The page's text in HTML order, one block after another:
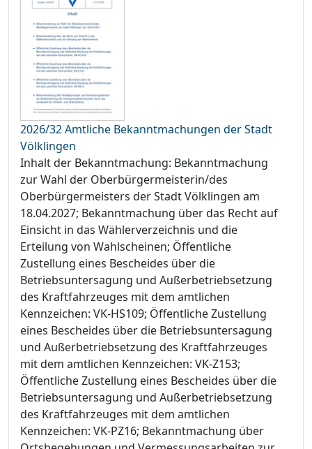
2026/32 Amtliche Bekanntmachungen der Stadt
Völklingen
Inhalt der Bekanntmachung: Bekanntmachung
zur Wahl der Oberbürgermeisterin/des
Oberbürgermeisters der Stadt Völklingen am
18.04.2027; Bekanntmachung über das Recht auf
Einsicht in das Wählerverzeichnis und die
Erteilung von Wahlscheinen; Öffentliche
Zustellung eines Bescheides über die
Betriebsuntersagung und Außerbetriebsetzung
des Kraftfahrzeuges mit dem amtlichen
Kennzeichen: VK-HS109; Öffentliche Zustellung
eines Bescheides über die Betriebsuntersagung
und Außerbetriebsetzung des Kraftfahrzeuges
mit dem amtlichen Kennzeichen: VK-Z153;
Öffentliche Zustellung eines Bescheides über die
Betriebsuntersagung und Außerbetriebsetzung
des Kraftfahrzeuges mit dem amtlichen
Kennzeichen: VK-PZ16; Bekanntmachung über